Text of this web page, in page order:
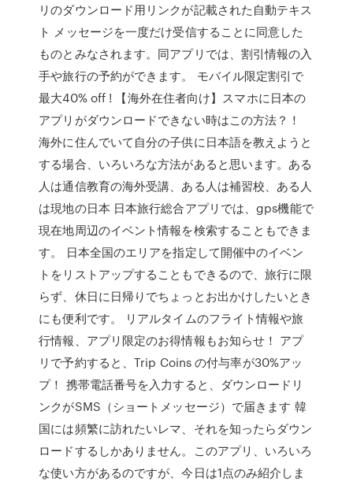
リのダウンロード用リンクが記載された自動テキス
ト メッセージを一度だけ受信することに同意した
ものとみなされます。同アプリでは、割引情報の入
手や旅行の予約ができます。 モバイル限定割引で
最大40% off ! 【海外在住者向け】スマホに日本の
アプリがダウンロードできない時はこの方法？！
海外に住んでいて自分の子供に日本語を教えようと
する場合、いろいろな方法があると思います。ある
人は通信教育の海外受講、ある人は補習校、ある人
は現地の日本 日本旅行総合アプリでは、gps機能で
現在地周辺のイベント情報を検索することもできま
す。 日本全国のエリアを指定して開催中のイベン
トをリストアップすることもできるので、旅行に限
らず、休日に日帰りでちょっとお出かけしたいとき
にも便利です。 リアルタイムのフライト情報や旅
行情報、アプリ限定のお得情報もお知らせ！ アプ
リで予約すると、Trip Coins の付与率が30%アッ
プ！ 携帯電話番号を入力すると、ダウンロードリ
ンクがSMS（ショートメッセージ）で届きます 韓
国には頻繁に訪れたいレマ、それを知ったらダウン
ロードするしかありません。このアプリ、いろいろ
な使い方があるのですが、今日は1点のみ紹介しま